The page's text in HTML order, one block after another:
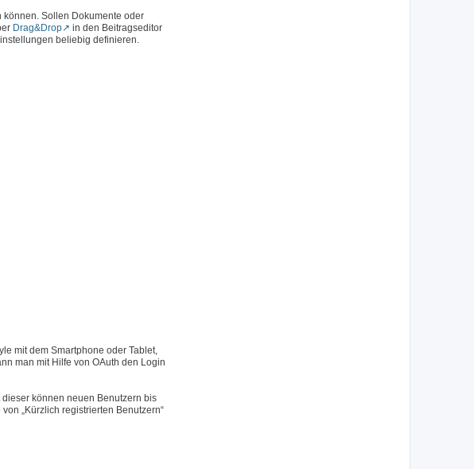
Sollen Dokumente oder
Drag&Drop
in den Beitragseditor
beliebig definieren.
mit dem Smartphone oder Tablet,
man mit Hilfe von OAuth den Login
können neuen Benutzern bis
„Kürzlich registrierten Benutzern“